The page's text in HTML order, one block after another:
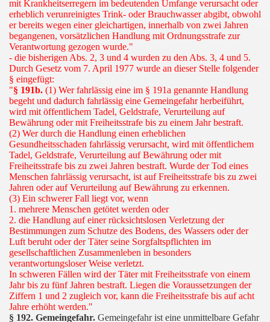
mit Krankheitserregern im bedeutenden Umfange verursacht oder
erheblich verunreinigtes Trink- oder Brauchwasser abgibt, obwohl
er bereits wegen einer gleichartigen, innerhalb von zwei Jahren
begangenen, vorsätzlichen Handlung mit Ordnungsstrafe zur
Verantwortung gezogen wurde."
- die bisherigen Abs. 2, 3 und 4 wurden zu den Abs. 3, 4 und 5.
Durch Gesetz vom 7. April 1977 wurde an dieser Stelle folgender
§ eingefügt:
"§ 191b. (1) Wer fahrlässig eine im § 191a genannte Handlung
begeht und dadurch fahrlässig eine Gemeingefahr herbeiführt,
wird mit öffentlichem Tadel, Geldstrafe, Verurteilung auf
Bewährung oder mit Freiheitsstrafe bis zu einem Jahr bestraft.
(2) Wer durch die Handlung einen erheblichen
Gesundheitsschaden fahrlässig verursacht, wird mit öffentlichem
Tadel, Geldstrafe, Verurteilung auf Bewährung oder mit
Freiheitsstrafe bis zu zwei Jahren bestraft. Wurde der Tod eines
Menschen fahrlässig verursacht, ist auf Freiheitsstrafe bis zu zwei
Jahren oder auf Verurteilung auf Bewährung zu erkennen.
(3) Ein schwerer Fall liegt vor, wenn
1. mehrere Menschen getötet werden oder
2. die Handlung auf einer rücksichtslosen Verletzung der
Bestimmungen zum Schutze des Bodens, des Wassers oder der
Luft beruht oder der Täter seine Sorgfaltspflichten im
gesellschaftlichen Zusammenleben in besonders
verantwortungsloser Weise verletzt.
In schweren Fällen wird der Täter mit Freiheitsstrafe von einem
Jahr bis zu fünf Jahren bestraft. Liegen die Voraussetzungen der
Ziffern 1 und 2 zugleich vor, kann die Freiheitsstrafe bis auf acht
Jahre erhöht werden."
§ 192. Gemeingefahr. Gemeingefahr ist eine unmittelbare Gefahr